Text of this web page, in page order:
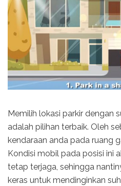
Memilih lokasi parkir dengan
adalah pilihan terbaik. Oleh
kendaraan anda pada ruang
Kondisi mobil pada posisi ini
tetap terjaga, sehingga
keras untuk mendinginkan